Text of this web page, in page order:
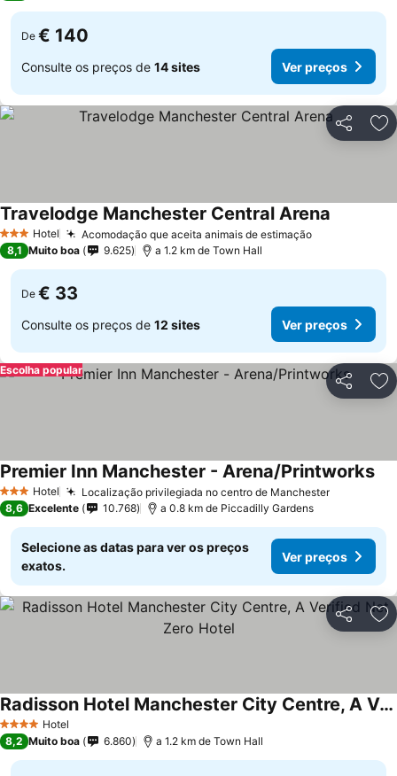
De € 140
Consulte os preços de 14 sites Ver preços
Partilhar
3 EstrelasHotel Acomodação que aceita animais de estimação
Travelodge Manchester Central Arena
8,1 Muito boa 9.625 a 1.2 km de Town Hall
De € 33
Consulte os preços de 12 sites Ver preços
Partilhar
Escolha popular
3 EstrelasHotel Localização privilegiada no centro de Manchester
Premier Inn Manchester - Arena/Printworks
8,6 Excelente 10.768 a 0.8 km de Piccadilly Gardens
Selecione as datas para ver os preços
exatos.
Ver preços
Partilhar
4 EstrelasHotel
Radisson Hotel Manchester City Centre, A Verified Net Zero Hotel
8,2 Muito boa 6.860 a 1.2 km de Town Hall